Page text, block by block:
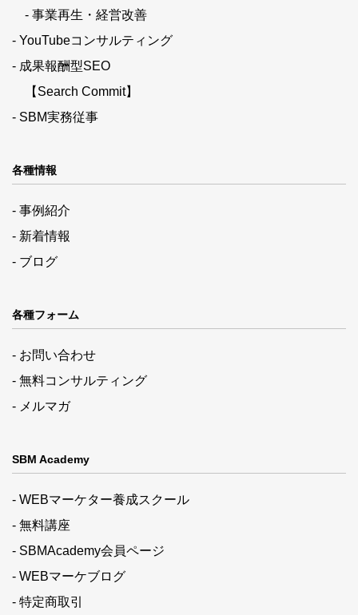
- 事業再生・経営改善
- YouTubeコンサルティング
- 成果報酬型SEO
【Search Commit】
- SBM実務従事
各種情報
- 事例紹介
- 新着情報
- ブログ
各種フォーム
- お問い合わせ
- 無料コンサルティング
- メルマガ
SBM Academy
- WEBマーケター養成スクール
- 無料講座
- SBMAcademy会員ページ
- WEBマーケブログ
- 特定商取引